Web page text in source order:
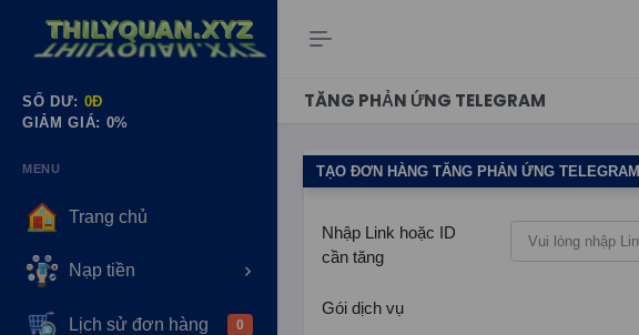
SỐ DƯ: 0Đ
GIẢM GIÁ: 0%
MENU
Trang chủ
Nạp tiền
Lịch sử đơn hàng 0
TĂNG PHẢN ỨNG TELEGRAM
TẠO ĐƠN HÀNG TĂNG PHẢN ỨNG TELEGRAM
Nhập Link hoặc ID
cần tăng
Gói dịch vụ